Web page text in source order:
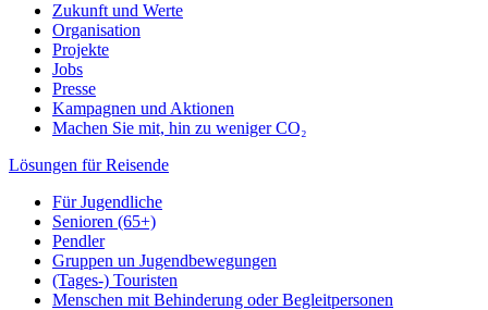
Zukunft und Werte
Organisation
Projekte
Jobs
Presse
Kampagnen und Aktionen
Machen Sie mit, hin zu weniger CO₂
Lösungen für Reisende
Für Jugendliche
Senioren (65+)
Pendler
Gruppen un Jugendbewegungen
(Tages-) Touristen
Menschen mit Behinderung oder Begleitpersonen